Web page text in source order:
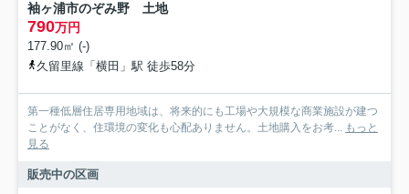
袖ヶ浦市のぞみ野 土地
790万円
177.90㎡ (-)
久留里線「横田」駅 徒歩58分
第一種低層住居専用地域は、将来的にも工場や大規模な商業施設が建つ
ことがなく、住環境の変化も心配ありません。土地購入をお考... もっと
見る
販売中の区画